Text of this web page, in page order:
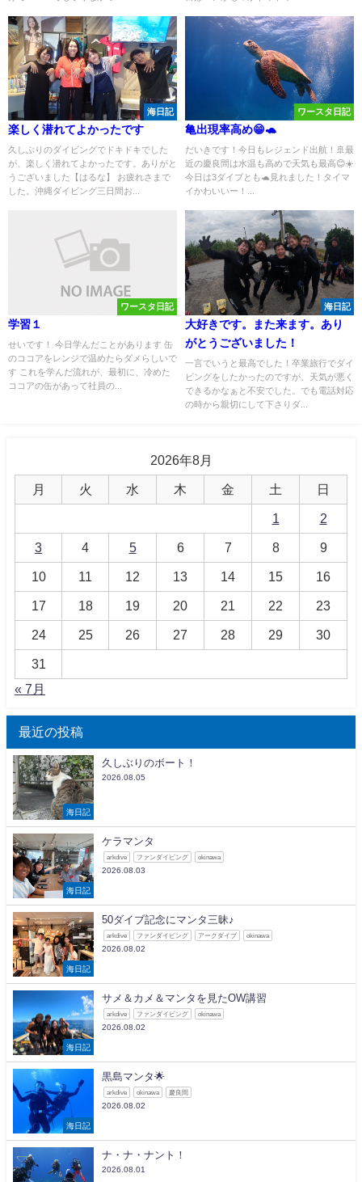
海日記
楽しく潜れてよかったです
久しぶりのダイビングでドキドキでした
が、楽しく潜れてよかったです。ありがと
うございました【はるな】 お疲れさまで
した。沖縄ダイビング三日間お...
ワースタ日記
亀出現率高め😁🐢
だいきです！今日もレジェンド出航！🚢最
近の慶良間は水温も高めで天気も最高😊☀️
今日は3ダイブとも🐢見れました！タイマ
イかわいいー！...
ワースタ日記
学習１
せいです！ 今日学んだことがあります 缶
のココアをレンジで温めたらダメらしいで
す これを学んだ流れが、最初に、冷めた
ココアの缶があって社員の...
海日記
大好きです。また来ます。あり
がとうございました！
一言でいうと最高でした！卒業旅行でダイ
ビングをしたかったのですが、天気が悪く
できるかなぁと不安でした。でも電話対応
の時から親切にして下さりダ...
2026年8月
月 火 水 木 金 土 日
1 2
3 4 5 6 7 8 9
10 11 12 13 14 15 16
17 18 19 20 21 22 23
24 25 26 27 28 29 30
31
« 7月
最近の投稿
海日記
久しぶりのボート！
2026.08.05
海日記
ケラマンタ
arkdive ファンダイビング okinawa
2026.08.03
海日記
50ダイブ記念にマンタ三昧♪
arkdive ファンダイビング アークダイブ okinawa
2026.08.02
海日記
サメ＆カメ＆マンタを見たOW講習
arkdive ファンダイビング okinawa
2026.08.02
海日記
黒島マンタ🌟
arkdive okinawa 慶良間
2026.08.02
ナ・ナ・ナント！
2026.08.01